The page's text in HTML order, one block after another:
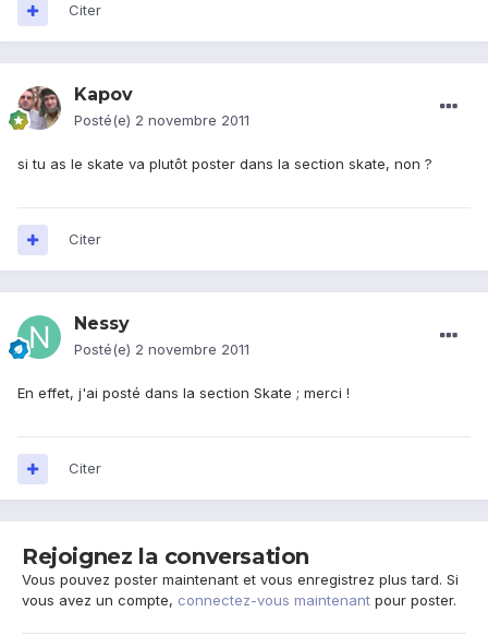
Citer
Kapov
Posté(e) 2 novembre 2011
si tu as le skate va plutôt poster dans la section skate, non ?
Citer
Nessy
Posté(e) 2 novembre 2011
En effet, j'ai posté dans la section Skate ; merci !
Citer
Rejoignez la conversation
Vous pouvez poster maintenant et vous enregistrez plus tard. Si
vous avez un compte, connectez-vous maintenant pour poster.